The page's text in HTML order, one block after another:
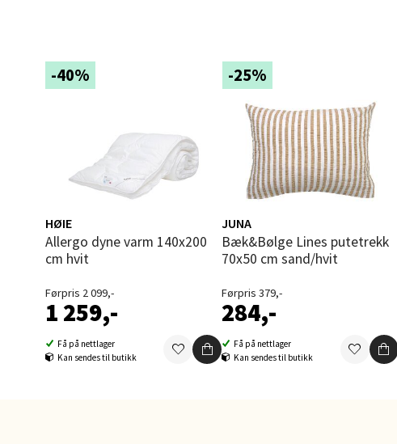
-40%
HØIE
Allergo dyne varm 140x200
cm hvit
Førpris 2 099,-
1 259,-
Få på nettlager
Kan sendes til butikk
-25%
JUNA
Bæk&Bølge Lines putetrekk
70x50 cm sand/hvit
Førpris 379,-
284,-
Få på nettlager
Kan sendes til butikk
Ski -
Ski
Åpent i dag
Strangata
Åpent i dag
0 i butikk